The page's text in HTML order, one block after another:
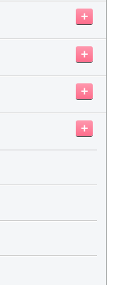
＋
＋
＋
＋